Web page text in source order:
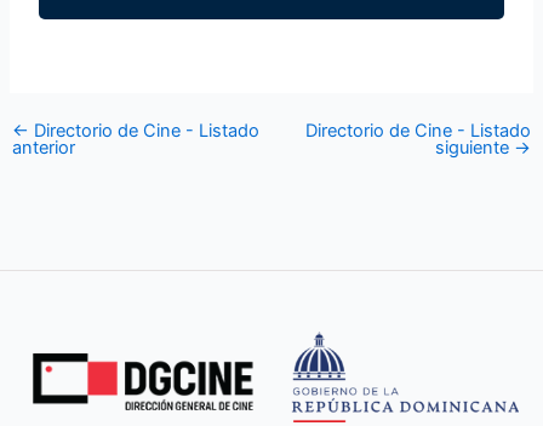
← Directorio de Cine - Listado
anterior
Directorio de Cine - Listado
siguiente →